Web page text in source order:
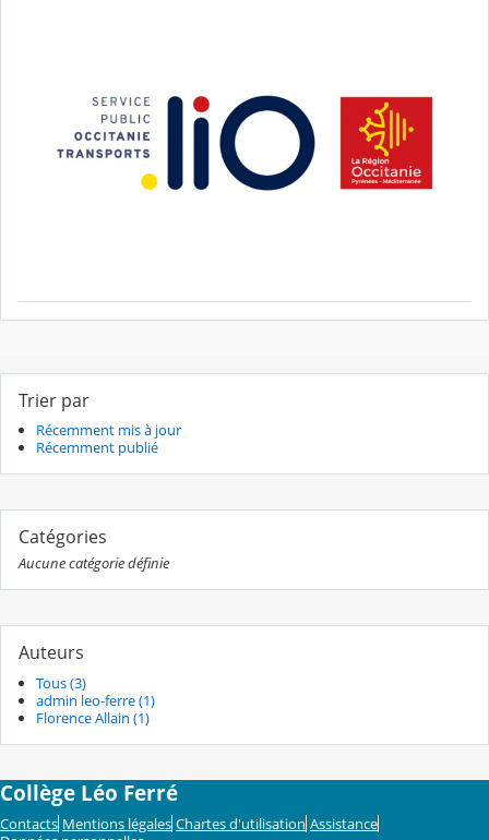
Trier par
Récemment mis à jour
Récemment publié
Catégories
Aucune catégorie définie
Auteurs
Tous (3)
admin leo-ferre (1)
Florence Allain (1)
Collège Léo Ferré
Contacts Mentions légales Chartes d'utilisation Assistance